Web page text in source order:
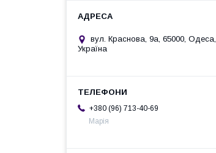
вул. Краснова, 9а, 65000, Одеса,
Україна
+380 (96) 713-40-69
Марія